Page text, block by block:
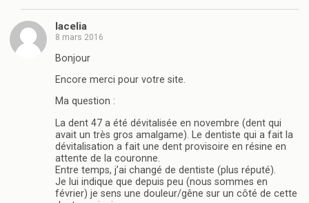
lacelia
8 mars 2016
Bonjour
Encore merci pour votre site.
Ma question :
La dent 47 a été dévitalisée en novembre (dent qui
avait un très gros amalgame). Le dentiste qui a fait la
dévitalisation a fait une dent provisoire en résine en
attente de la couronne.
Entre temps, j’ai changé de dentiste (plus réputé).
Je lui indique que depuis peu (nous sommes en
février) je sens une douleur/gêne sur un côté de cette